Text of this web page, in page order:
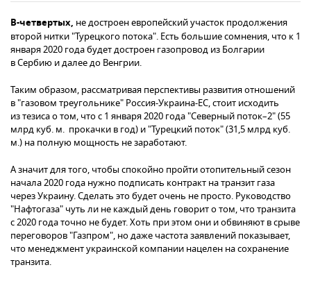
В-четвертых, не достроен европейский участок продолжения
второй нитки "Турецкого потока". Есть большие сомнения, что к 1
января 2020 года будет достроен газопровод из Болгарии
в Сербию и далее до Венгрии.
Таким образом, рассматривая перспективы развития отношений
в "газовом треугольнике" Россия-Украина-ЕС, стоит исходить
из тезиса о том, что с 1 января 2020 года "Северный поток–2" (55
млрд куб. м. прокачки в год) и "Турецкий поток" (31,5 млрд куб.
м.) на полную мощность не заработают.
А значит для того, чтобы спокойно пройти отопительный сезон
начала 2020 года нужно подписать контракт на транзит газа
через Украину. Сделать это будет очень не просто. Руководство
"Нафтогаза" чуть ли не каждый день говорит о том, что транзита
с 2020 года точно не будет. Хоть при этом они и обвиняют в срыве
переговоров "Газпром", но даже частота заявлений показывает,
что менеджмент украинской компании нацелен на сохранение
транзита.